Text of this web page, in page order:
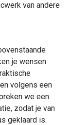
van andere
je wensen
volgens een
we een
zodat je van
geklaard is.